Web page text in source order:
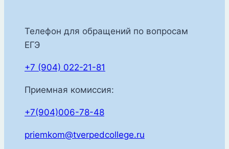
Телефон для обращений по вопросам
ЕГЭ
+7 (904) 022-21-81
Приемная комиссия:
+7(904)006-78-48
priemkom@tverpedcollege.ru